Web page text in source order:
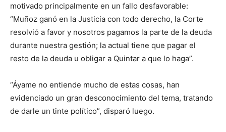
motivado principalmente en un fallo desfavorable:
“Muñoz ganó en la Justicia con todo derecho, la Corte
resolvió a favor y nosotros pagamos la parte de la deuda
durante nuestra gestión; la actual tiene que pagar el
resto de la deuda u obligar a Quintar a que lo haga”.
“Áyame no entiende mucho de estas cosas, han
evidenciado un gran desconocimiento del tema, tratando
de darle un tinte político”, disparó luego.